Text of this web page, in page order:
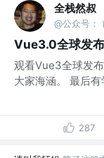
全栈然叔
Vue3.0全球发
观看Vue3全球发
大家海涵。 最后
287